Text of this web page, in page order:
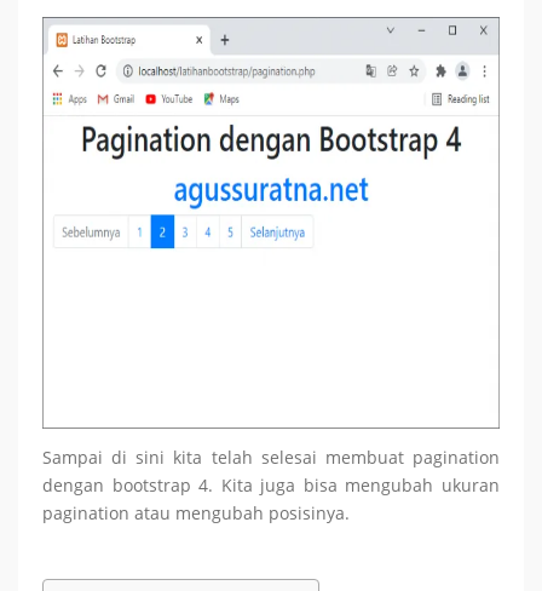
Sampai di sini kita telah selesai membuat pagination
dengan bootstrap 4. Kita juga bisa mengubah ukuran
pagination atau mengubah posisinya.